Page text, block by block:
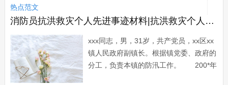
医院领导紧急召开会议部署抗洪抢险工
作，...
热点范文
消防员抗洪救灾个人先进事迹材料|抗洪救灾个人先进事迹材料范文
xxx同志，男，31岁，共产党员，xx区xx
镇人民政府副镇长。根据镇党委、政府的
分工，负责本镇的防汛工作。 200*年